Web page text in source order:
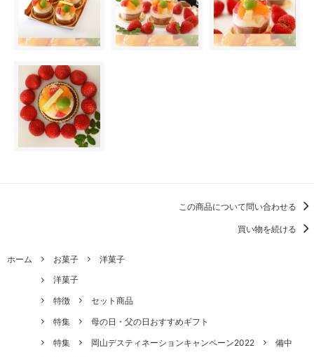
この商品について問い合わせる
買い物を続ける
ホーム お菓子
洋菓子
洋菓子
特徴
セット商品
特集
母の日・父の日おすすめギフト
特集
岡山デスティネーションキャンペーン2022
備中